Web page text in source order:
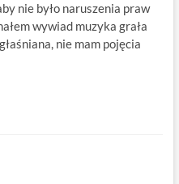
nie było naruszenia praw
wywiad muzyka grała
nie mam pojęcia